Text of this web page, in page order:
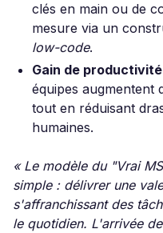
clés en main ou de
mesure via un
low-code.
Gain de
équipes augmentent
tout en réduisant
humaines.
« Le modèle du "Vrai
simple : délivrer une
s'affranchissant des
le quotidien. L'arrivée